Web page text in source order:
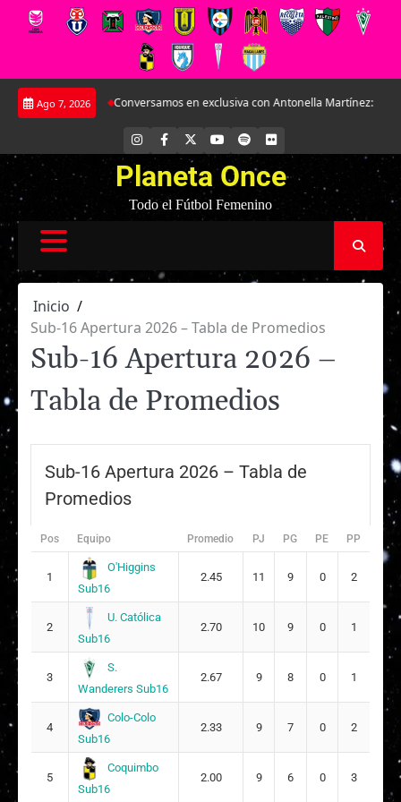
Saltar
Ago 7, 2026
Sulantay. Conversamos en exclusiva con Antonella Martínez: La joya de
INSTAGRAM
FACEBOOK YOUTUBE
SPOTIFYFLICKR
Planeta Once
Todo el Fútbol Femenino
Inicio
Sub-16 Apertura 2026 – Tabla de Promedios
Sub-16 Apertura 2026 –
Tabla de Promedios
Sub-16 Apertura 2026 – Tabla de
Promedios
Pos Equipo Promedio PJ PG PE PP
1
O'Higgins
Sub16
2.45 11 9 0 2
2
U. Católica
Sub16
2.70 10 9 0 1
3
S.
Wanderers Sub16
2.67 9 8 0 1
4
Colo-Colo
Sub16
2.33 9 7 0 2
5
Coquimbo
Sub16
2.00 9 6 0 3